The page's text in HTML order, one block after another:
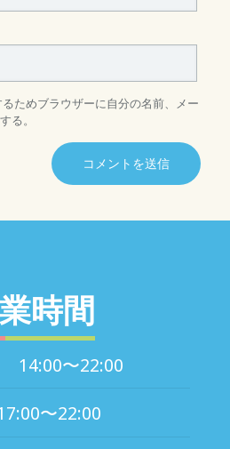
ためブラウザーに自分の名前、メー
る。
時間
14:00〜22:00
〜22:00